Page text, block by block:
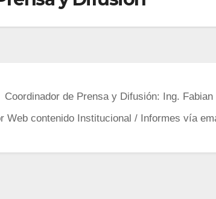
Coordinador de Prensa y Difusión: Ing.
Web contenido Institucional / Informes vía